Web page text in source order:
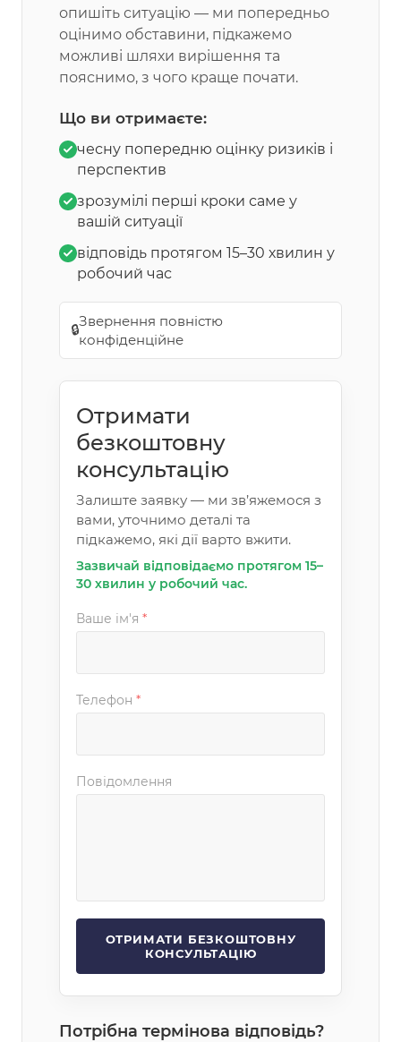
опишіть ситуацію — ми попередньо
оцінимо обставини, підкажемо
можливі шляхи вирішення та
пояснимо, з чого краще почати.
Що ви отримаєте:
чесну попередню оцінку ризиків і
перспектив
зрозумілі перші кроки саме у
вашій ситуації
відповідь протягом 15–30 хвилин у
робочий час
🔒
Звернення повністю
конфіденційне
Отримати
безкоштовну
консультацію
Залиште заявку — ми зв’яжемося з
вами, уточнимо деталі та
підкажемо, які дії варто вжити.
Зазвичай відповідаємо протягом 15–
30 хвилин у робочий час.
Ваше ім'я *
Телефон *
Повідомлення
Потрібна термінова відповідь?